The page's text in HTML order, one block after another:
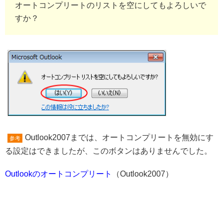
オートコンプリートのリストを空にしてもよろしいで
すか？
参考
Outlook2007までは、オートコンプリートを無効にす
る設定はできましたが、このボタンはありませんでした。
Outlookのオートコンプリート （Outlook2007）